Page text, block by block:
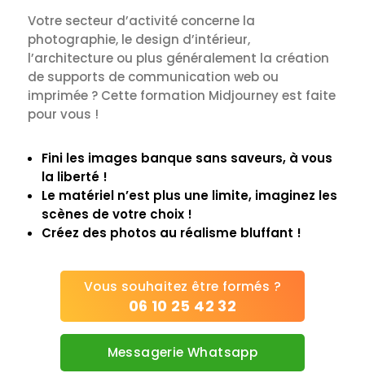
Votre secteur d’activité concerne la
photographie, le design d’intérieur,
l’architecture ou plus généralement la création
de supports de communication web ou
imprimée ? Cette formation Midjourney est faite
pour vous !
Fini les images banque sans saveurs, à vous
la liberté !
Le matériel n’est plus une limite, imaginez les
scènes de votre choix !
Créez des photos au réalisme bluffant !
Vous souhaitez être formés ?
06 10 25 42 32
Messagerie Whatsapp